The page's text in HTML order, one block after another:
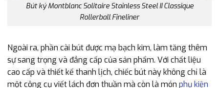
Bút ký Montblanc Solitaire Stainless Steel II Classique
Rollerball Fineliner
Ngoài ra, phần cài bút được mạ bạch kim, làm tăng thêm
sự sang trọng và đẳng cấp của sản phẩm. Với chất liệu
cao cấp và thiết kế thanh lịch, chiếc bút này không chỉ là
một công cụ viết lách đơn thuần mà còn là món phụ kiện